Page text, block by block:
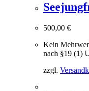
500,00 €
Kein
nach §19 (1)
zzgl.